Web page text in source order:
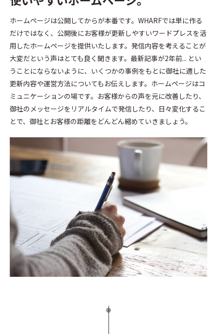
ホームページは公開してからが本番です。WHARFでは単に作る
だけではなく、公開後にお客様が更新しやすいワードプレスを活
用したホームページを提供いたします。発信内容を考えることが
大変だという声はとても良く聞きます。最新記事が2年前... とい
うことにならないように、いくつかの事例をもとに御社に適した
更新内容や運営方法についてもお伝えします。ホームページはコ
ミュニケーションの場です。お客様からの声を元に改善したり、
御社のメッセージをリアルタイムで発信したり、日々変化するこ
とで、御社とお客様の距離をどんどん縮めていきましょう。